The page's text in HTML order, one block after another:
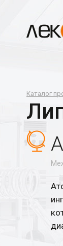
Каталог